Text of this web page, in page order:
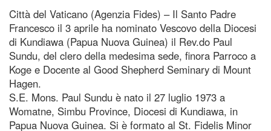
Città del Vaticano (Agenzia Fides) – Il Santo Padre
Francesco il 3 aprile ha nominato Vescovo della Diocesi
di Kundiawa (Papua Nuova Guinea) il Rev.do Paul
Sundu, del clero della medesima sede, finora Parroco a
Koge e Docente al Good Shepherd Seminary di Mount
Hagen.
S.E. Mons. Paul Sundu è nato il 27 luglio 1973 a
Womatne, Simbu Province, Diocesi di Kundiawa, in
Papua Nuova Guinea. Si è formato al St. Fidelis Minor